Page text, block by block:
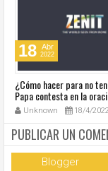
18 Abr
2022
¿Cómo hacer para no
Papa contesta en la
de este lunes en la Plaza
Pedro
Unknown 18/4/2022
PUBLICAR UN
Blogger